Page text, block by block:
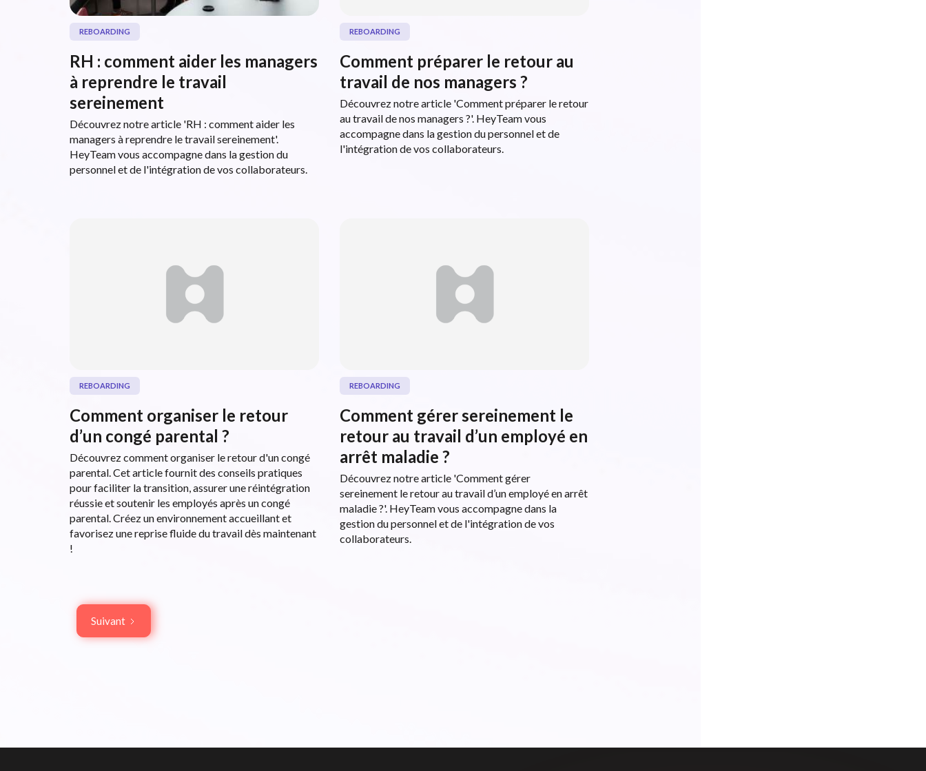
REBOARDING
RH : comment aider les managers
à reprendre le travail
sereinement
Découvrez notre article 'RH : comment aider les
managers à reprendre le travail sereinement'.
HeyTeam vous accompagne dans la gestion du
personnel et de l'intégration de vos collaborateurs.
REBOARDING
Comment préparer le retour au
travail de nos managers ?
Découvrez notre article 'Comment préparer le retour
au travail de nos managers ?'. HeyTeam vous
accompagne dans la gestion du personnel et de
l'intégration de vos collaborateurs.
REBOARDING
Comment organiser le retour
d’un congé parental ?
Découvrez comment organiser le retour d'un congé
parental. Cet article fournit des conseils pratiques
pour faciliter la transition, assurer une réintégration
réussie et soutenir les employés après un congé
parental. Créez un environnement accueillant et
favorisez une reprise fluide du travail dès maintenant
!
REBOARDING
Comment gérer sereinement le
retour au travail d’un employé en
arrêt maladie ?
Découvrez notre article 'Comment gérer
sereinement le retour au travail d’un employé en arrêt
maladie ?'. HeyTeam vous accompagne dans la
gestion du personnel et de l'intégration de vos
collaborateurs.
Suivant